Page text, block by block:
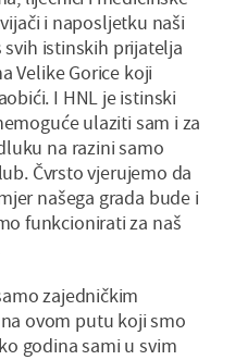
i naposljetku naši
svih istinskih prijatelja
Velike Gorice koji
I HNL je istinski
ulaziti sam i za
na razini samo
Čvrsto vjerujemo da
našega grada bude i
funkcionirati za naš
zajedničkim
ovom putu koji smo
godina sami u svim